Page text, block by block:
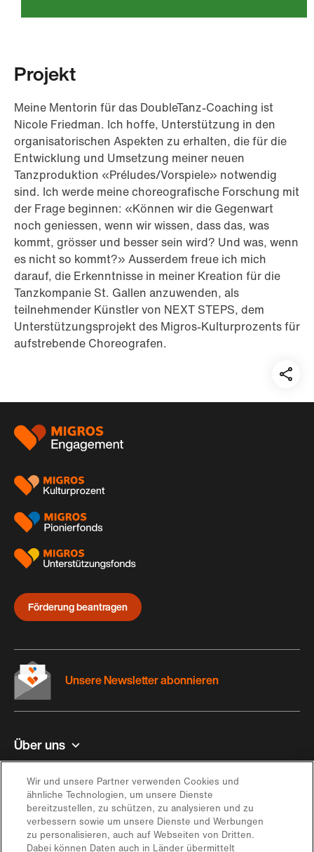
Projekt
Meine Mentorin für das DoubleTanz-Coaching ist
Nicole Friedman. Ich hoffe, Unterstützung in den
organisatorischen Aspekten zu erhalten, die für die
Entwicklung und Umsetzung meiner neuen
Tanzproduktion «Préludes/Vorspiele» notwendig
sind. Ich werde meine choreografische Forschung mit
der Frage beginnen: «Können wir die Gegenwart
noch geniessen, wenn wir wissen, dass das, was
kommt, grösser und besser sein wird? Und was, wenn
es nicht so kommt?» Ausserdem freue ich mich
darauf, die Erkenntnisse in meiner Kreation für die
Tanzkompanie St. Gallen anzuwenden, als
teilnehmender Künstler von NEXT STEPS, dem
Unterstützungsprojekt des Migros-Kulturprozents für
aufstrebende Choreografen.
auf:
Footer
Förderung beantragen
Über uns
Kontakt und Hilfe
Inspiration
Unsere Newsletter abonnieren
Wir und unsere Partner verwenden Cookies und
ähnliche Technologien, um unsere Dienste
bereitzustellen, zu schützen, zu analysieren und zu
verbessern sowie um unsere Dienste und Werbungen
zu personalisieren, auch auf Webseiten von Dritten.
Dabei können Daten auch in Länder übermittelt